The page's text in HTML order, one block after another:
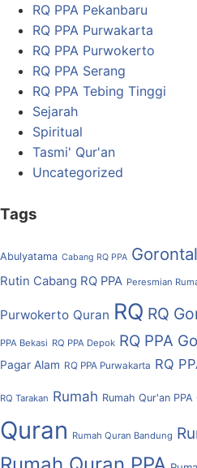
RQ PPA Pekanbaru
RQ PPA Purwakarta
RQ PPA Purwokerto
RQ PPA Serang
RQ PPA Tebing Tinggi
Sejarah
Spiritual
Tasmi' Qur'an
Uncategorized
Tags
Abulyatama Cabang RQ PPA
Rutin Cabang RQ PPA Peresmian
Purwokerto Quran RQ RQ
PPA Bekasi RQ PPA Depok RQ PPA
Pagar Alam RQ PPA Purwakarta RQ
RQ Tarakan Rumah Rumah Qur'an
Quran Rumah Quran Bandung